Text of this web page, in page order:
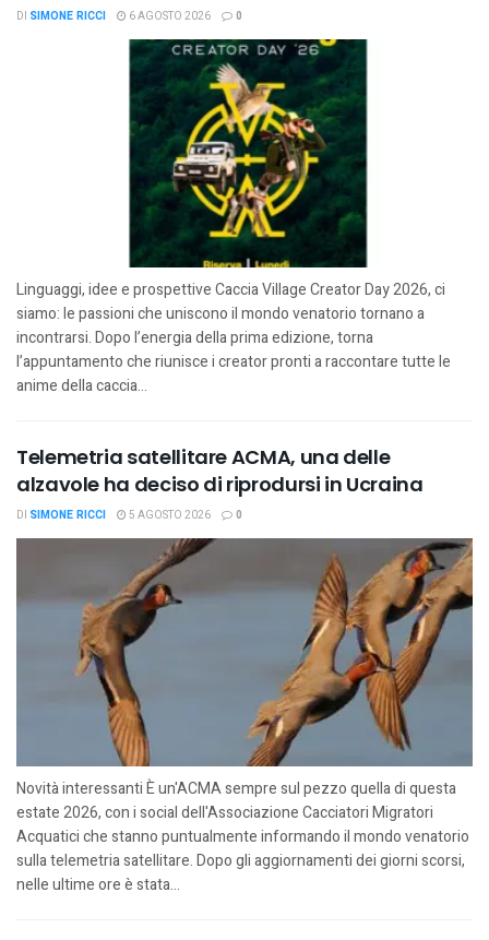
DI SIMONE RICCI 6 AGOSTO 2026 0
Linguaggi, idee e prospettive Caccia Village Creator Day 2026, ci
siamo: le passioni che uniscono il mondo venatorio tornano a
incontrarsi. Dopo l’energia della prima edizione, torna
l’appuntamento che riunisce i creator pronti a raccontare tutte le
anime della caccia...
Telemetria satellitare ACMA, una delle
alzavole ha deciso di riprodursi in Ucraina
DI SIMONE RICCI 5 AGOSTO 2026 0
Novità interessanti È un'ACMA sempre sul pezzo quella di questa
estate 2026, con i social dell'Associazione Cacciatori Migratori
Acquatici che stanno puntualmente informando il mondo venatorio
sulla telemetria satellitare. Dopo gli aggiornamenti dei giorni scorsi,
nelle ultime ore è stata...